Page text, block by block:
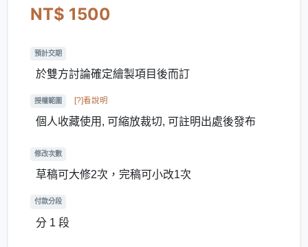
NT$ 1500
預計交期
於雙方討論確定繪製項目後而訂
授權範圍 [?]看說明
個人收藏使用, 可縮放裁切, 可註明出處後發布
修改次數
草稿可大修2次，完稿可小改1次
付款分段
分 1 段